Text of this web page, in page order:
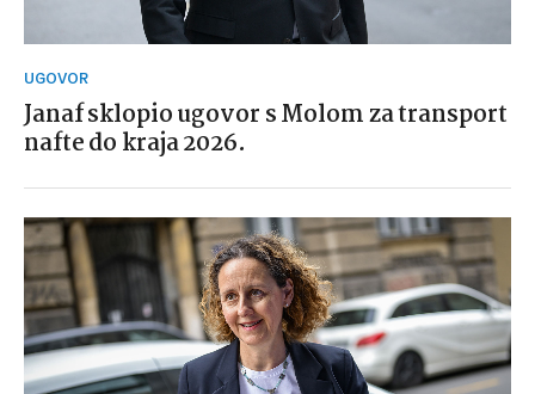
UGOVOR
Janaf sklopio ugovor s Molom za transport
nafte do kraja 2026.